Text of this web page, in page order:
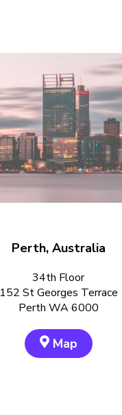
Perth, Australia
34th Floor
152 St Georges Terrace
Perth WA 6000
Map